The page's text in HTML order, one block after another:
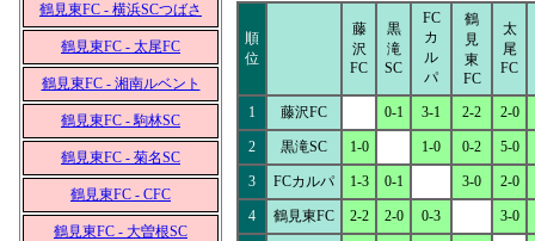
鶴見東FC - 横浜SCつばさ
鶴見東FC - 太尾FC
鶴見東FC - 湘南ルベント
鶴見東FC - 駒林SC
鶴見東FC - 菊名SC
鶴見東FC - CFC
鶴見東FC - 大曽根SC
順
位
藤
沢
FC
黒
滝
SC
FC
カ
ル
パ
鶴
見
東
FC
太
尾
FC
1 藤沢FC 0-1 3-1 2-2 2-0
2 黒滝SC 1-0 1-0 0-2 5-0
3 FCカルパ 1-3 0-1 3-0 2-0
4 鶴見東FC 2-2 2-0 0-3 3-0